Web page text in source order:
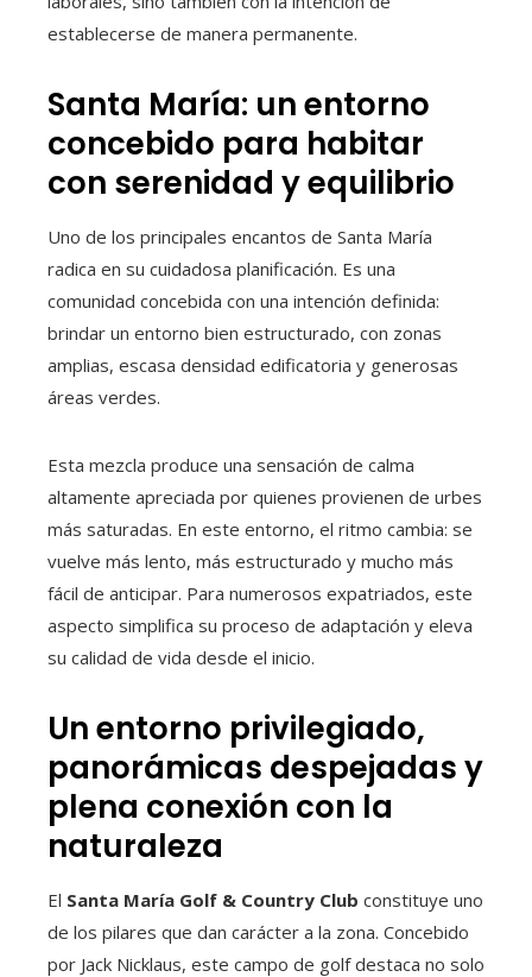
establecerse de manera permanente.
Santa María: un entorno
concebido para habitar
con serenidad y equilibrio
Uno de los principales encantos de Santa María
radica en su cuidadosa planificación. Es una
comunidad concebida con una intención definida:
brindar un entorno bien estructurado, con zonas
amplias, escasa densidad edificatoria y generosas
áreas verdes.
Esta mezcla produce una sensación de calma
altamente apreciada por quienes provienen de urbes
más saturadas. En este entorno, el ritmo cambia: se
vuelve más lento, más estructurado y mucho más
fácil de anticipar. Para numerosos expatriados, este
aspecto simplifica su proceso de adaptación y eleva
su calidad de vida desde el inicio.
Un entorno privilegiado,
panorámicas despejadas y
plena conexión con la
naturaleza
El Santa María Golf & Country Club constituye uno
de los pilares que dan carácter a la zona. Concebido
por Jack Nicklaus, este campo de golf destaca no solo